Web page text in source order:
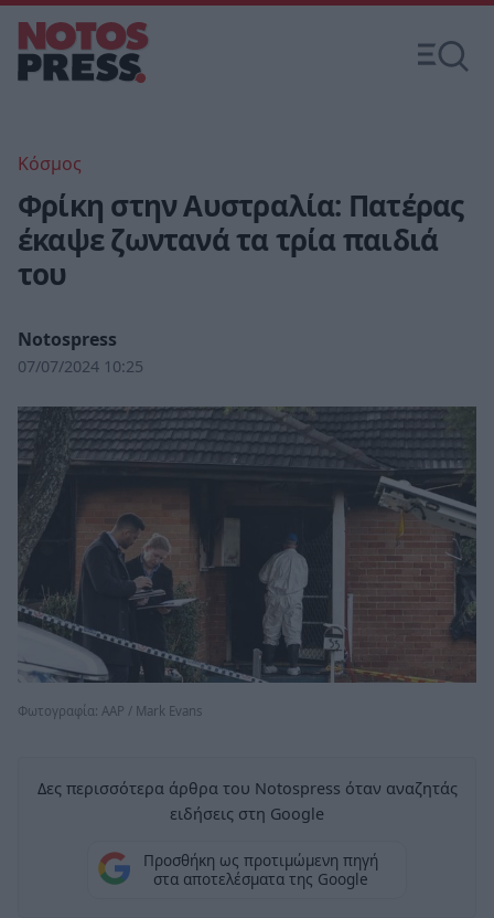
Κόσμος
Φρίκη στην Αυστραλία: Πατέρας
έκαψε ζωντανά τα τρία παιδιά
του
Notospress
07/07/2024 10:25
Φωτογραφία: AAP / Mark Evans
Δες περισσότερα άρθρα του Notospress όταν αναζητάς
ειδήσεις στη Google
Προσθήκη ως προτιμώμενη πηγή
στα αποτελέσματα της Google